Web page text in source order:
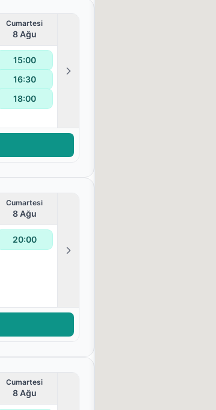
Cumartesi
8 Ağu
15:00
16:30
18:00
Cumartesi
8 Ağu
20:00
Cumartesi
8 Ağu